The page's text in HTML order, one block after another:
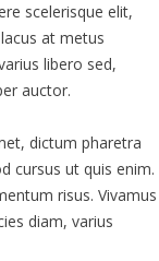
scelerisque elit,
at metus
libero sed,
auctor.
dictum pharetra
cursus ut quis enim.
risus. Vivamus
diam, varius